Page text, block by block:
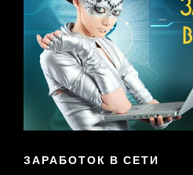
ССЫЛКИ
ЗАРАБОТОК В СЕТИ